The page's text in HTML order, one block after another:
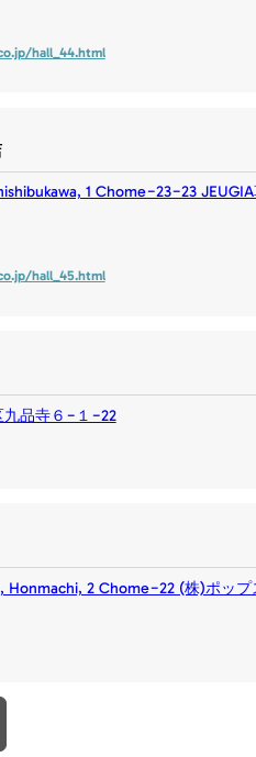
hall_44.html
1 Chome−23−23
hall_45.html
品寺６−１−22
Honmachi, 2 Chome−22 (株)ポップ